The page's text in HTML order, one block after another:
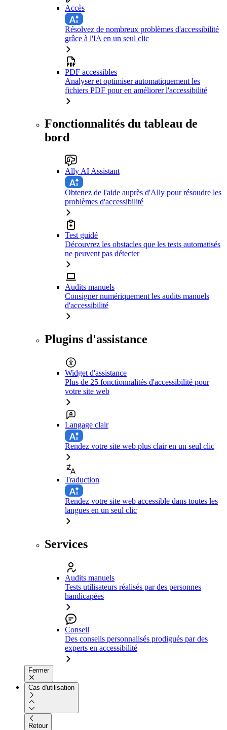
Accès
Résolvez de nombreux problèmes d'accessibilité
grâce à l'IA en un seul clic
PDF accessibles
Analyser et optimiser automatiquement les
fichiers PDF pour en améliorer l'accessibilité
Fonctionnalités du tableau de
bord
Ally AI Assistant
Obtenez de l'aide auprès d'Ally pour résoudre les
problèmes d'accessibilité
Test guidé
Découvrez les obstacles que les tests automatisés
ne peuvent pas détecter
Audits manuels
Consigner numériquement les audits manuels
d'accessibilité
Plugins d'assistance
Widget d'assistance
Plus de 25 fonctionnalités d'accessibilité pour
votre site web
Langage clair
Rendez votre site web plus clair en un seul clic
Traduction
Rendez votre site web accessible dans toutes les
langues en un seul clic
Services
Audits manuels
Tests utilisateurs réalisés par des personnes
handicapées
Conseil
Des conseils personnalisés prodigués par des
experts en accessibilité
Fermer
Cas d'utilisation
Retour